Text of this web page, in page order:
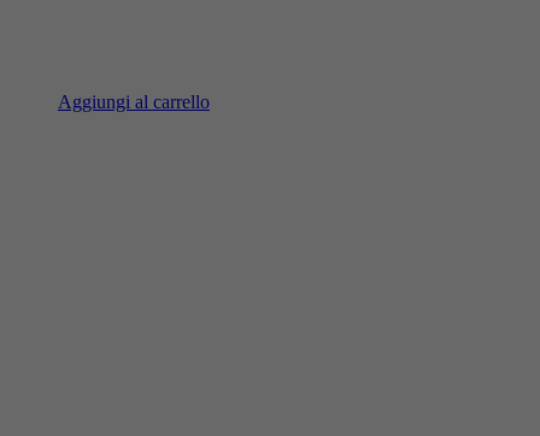
Aggiungi al carrello